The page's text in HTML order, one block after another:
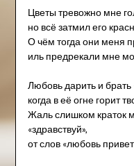
Цветы тревожно мне
но всё затмил его
О чём тогда они меня
иль предрекали мне
Любовь дарить и брать
когда в её огне горит
Жаль слишком краток
«здравствуй»,
от слов «любовь